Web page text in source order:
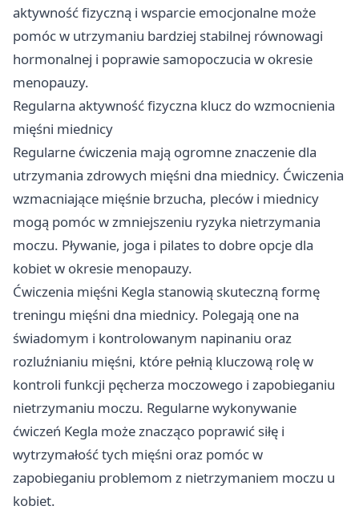
aktywność fizyczną i wsparcie emocjonalne może
pomóc w utrzymaniu bardziej stabilnej równowagi
hormonalnej i poprawie samopoczucia w okresie
menopauzy.
Regularna aktywność fizyczna klucz do wzmocnienia
mięśni miednicy
Regularne ćwiczenia mają ogromne znaczenie dla
utrzymania zdrowych mięśni dna miednicy. Ćwiczenia
wzmacniające mięśnie brzucha, pleców i miednicy
mogą pomóc w zmniejszeniu ryzyka nietrzymania
moczu. Pływanie, joga i pilates to dobre opcje dla
kobiet w okresie menopauzy.
Ćwiczenia mięśni Kegla stanowią skuteczną formę
treningu mięśni dna miednicy. Polegają one na
świadomym i kontrolowanym napinaniu oraz
rozluźnianiu mięśni, które pełnią kluczową rolę w
kontroli funkcji pęcherza moczowego i zapobieganiu
nietrzymaniu moczu. Regularne wykonywanie
ćwiczeń Kegla może znacząco poprawić siłę i
wytrzymałość tych mięśni oraz pomóc w
zapobieganiu problemom z nietrzymaniem moczu u
kobiet.